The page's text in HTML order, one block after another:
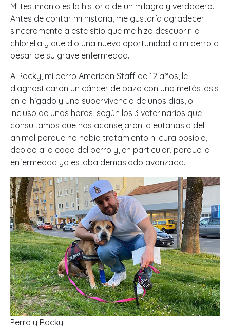
Mi testimonio es la historia de un milagro y verdadero.
Antes de contar mi historia, me gustaría agradecer
sinceramente a este sitio que me hizo descubrir la
chlorella y que dio una nueva oportunidad a mi perro a
pesar de su grave enfermedad.
A Rocky, mi perro American Staff de 12 años, le
diagnosticaron un cáncer de bazo con una metástasis
en el hígado y una supervivencia de unos días, o
incluso de unas horas, según los 3 veterinarios que
consultamos que nos aconsejaron la eutanasia del
animal porque no había tratamiento ni cura posible,
debido a la edad del perro y, en particular, porque la
enfermedad ya estaba demasiado avanzada.
Perro y Rocky